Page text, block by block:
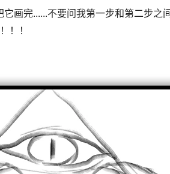
画完......不要问我第一步和第二步之
！！